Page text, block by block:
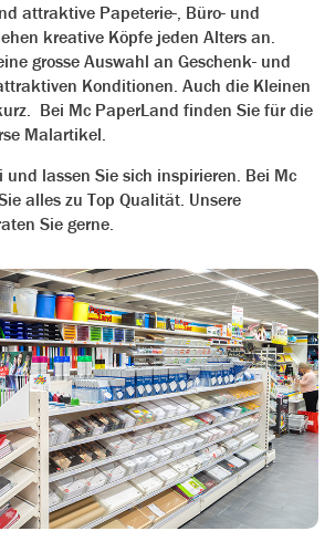
attraktive Papeterie-, Büro- und
kreative Köpfe jeden Alters an.
grosse Auswahl an Geschenk- und
Konditionen. Auch die Kleinen
Bei Mc PaperLand finden Sie für die
Malartikel.
und lassen Sie sich inspirieren. Bei Mc
alles zu Top Qualität. Unsere
Sie gerne.